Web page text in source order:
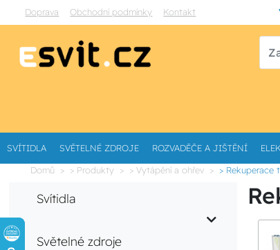
Doprava Obchodní podmínky Kontakt
SVÍTIDLA SVĚTELNÉ ZDROJE ROZVADĚČE A JIŠTĚNÍ
Domů > Produkty > Vytápění a ohřev > Rekuperace
Svítidla
Světelné zdroje